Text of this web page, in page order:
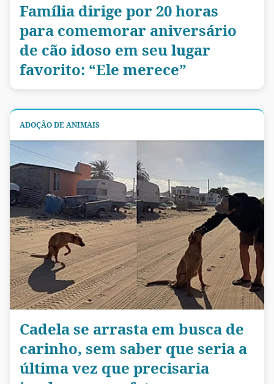
Família dirige por 20 horas
para comemorar aniversário
de cão idoso em seu lugar
favorito: “Ele merece”
ADOÇÃO DE ANIMAIS
Cadela se arrasta em busca de
carinho, sem saber que seria a
última vez que precisaria